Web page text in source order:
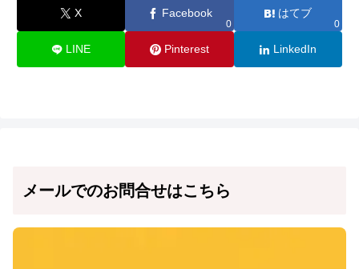
X Facebook
0
はてブ
0
LINE Pinterest LinkedIn
メールでのお問合せはこちら